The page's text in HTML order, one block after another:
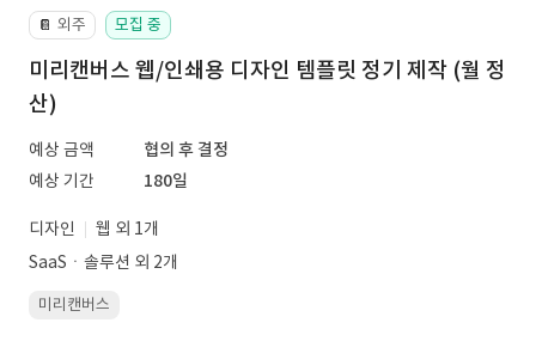
📔 외주 모집 중
미리캔버스 웹/인쇄용 디자인 템플릿 정기 제작 (월 정
산)
예상 금액
협의 후 결정
예상 기간
180일
디자인
웹 외 1개
SaaSㆍ솔루션 외 2개
미리캔버스